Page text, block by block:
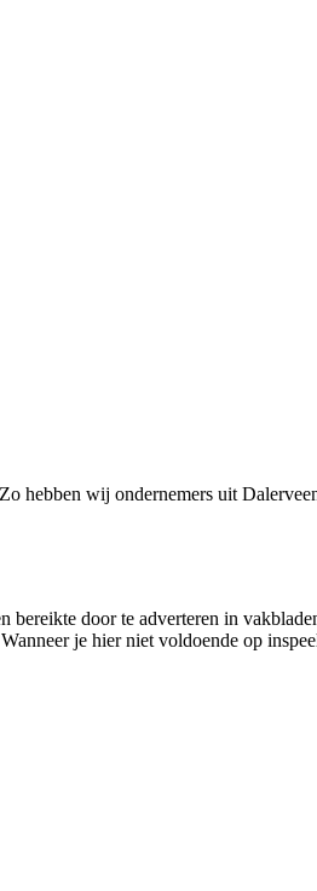
hebben wij ondernemers uit
door te adverteren in
je hier niet voldoende op